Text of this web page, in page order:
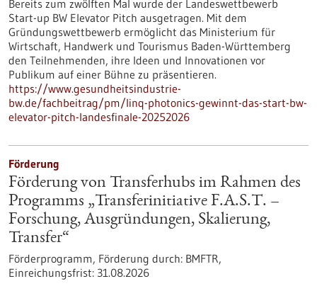
Bereits zum zwölften Mal wurde der Landeswettbewerb
Start-up BW Elevator Pitch ausgetragen. Mit dem
Gründungswettbewerb ermöglicht das Ministerium für
Wirtschaft, Handwerk und Tourismus Baden-Württemberg
den Teilnehmenden, ihre Ideen und Innovationen vor
Publikum auf einer Bühne zu präsentieren.
https://www.gesundheitsindustrie-
bw.de/fachbeitrag/pm/linq-photonics-gewinnt-das-start-bw-
elevator-pitch-landesfinale-20252026
Förderung
Förderung von Transferhubs im Rahmen des
Programms „Transferinitiative F.A.S.T. –
Forschung, Ausgründungen, Skalierung,
Transfer“
Förderprogramm, Förderung durch: BMFTR,
Einreichungsfrist: 31.08.2026